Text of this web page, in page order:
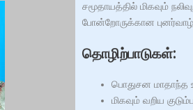
சமூதாயத்தில் மிகவும்
போன்றோருக்கான
தொழிற்பாடுகள்:
பொதுசன மாதாந்த
மிகவும் வறிய